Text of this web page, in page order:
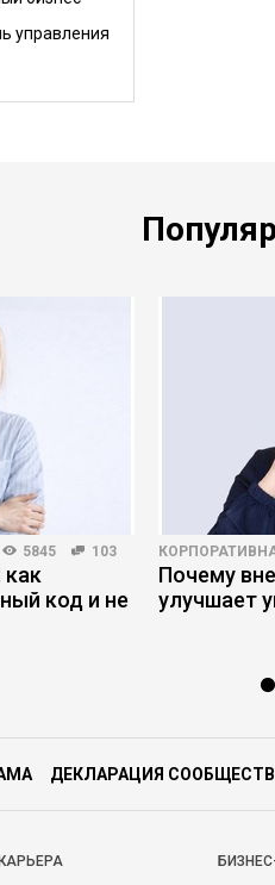
управления
5845 103
как
код и не
Почему
улучшает
ДЕКЛАРАЦИЯ
КАРЬЕРА